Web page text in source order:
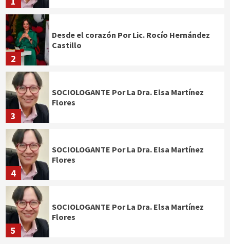
2
Desde el corazón Por Lic. Rocío Hernández
Castillo
3
SOCIOLOGANTE Por La Dra. Elsa Martínez
Flores
4
SOCIOLOGANTE Por La Dra. Elsa Martínez
Flores
5
SOCIOLOGANTE Por La Dra. Elsa Martínez
Flores